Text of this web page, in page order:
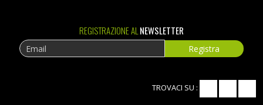
REGISTRAZIONE AL NEWSLETTER
TROVACI SU :